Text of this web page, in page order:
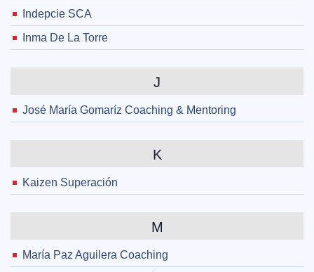
Indepcie SCA
Inma De La Torre
J
José María Gomaríz Coaching & Mentoring
K
Kaizen Superación
M
María Paz Aguilera Coaching